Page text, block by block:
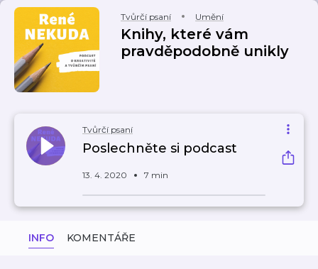
Tvůrčí psaní Umění
Knihy, které vám
pravděpodobně unikly
Tvůrčí psaní
Poslechněte si podcast
13. 4. 2020 7 min
INFO KOMENTÁŘE